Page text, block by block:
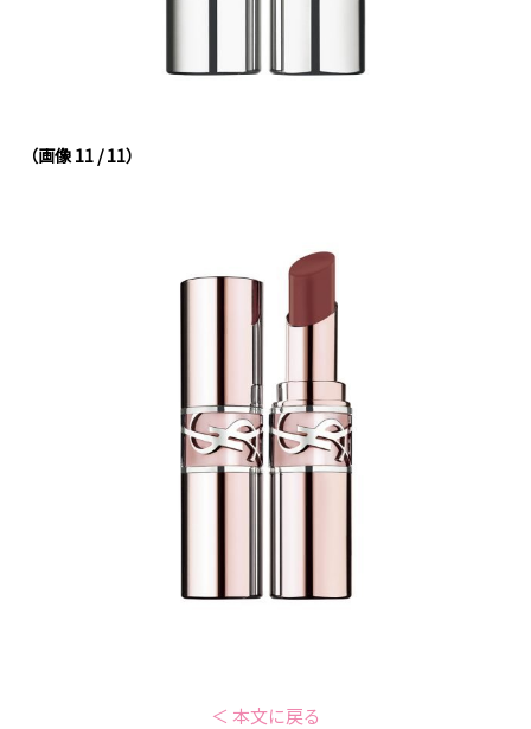
（画像 11 / 11）
＜ 本文に戻る